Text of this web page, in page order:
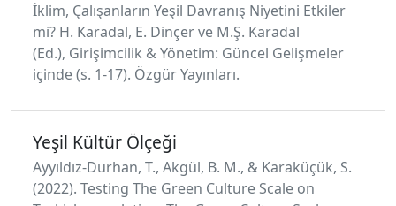
İklim, Çalışanların Yeşil Davranış Niyetini Etkiler
mi? H. Karadal, E. Dinçer ve M.Ş. Karadal
(Ed.), Girişimcilik & Yönetim: Güncel Gelişmeler
içinde (s. 1-17). Özgür Yayınları.
Yeşil Kültür Ölçeği
Ayyıldız-Durhan, T., Akgül, B. M., & Karaküçük, S.
(2022). Testing The Green Culture Scale on